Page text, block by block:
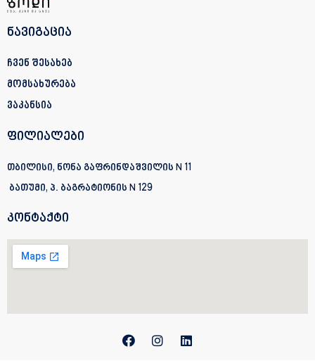
ნავიგაცია
ჩვენ შესახებ
მომსახურება
ვაკანსია
ფილიალები
თბილისი, ნონა გაფრინდაშვილის N 11
ბათუმი, პ. ბაგრატიონის N 129
კონტაქტი